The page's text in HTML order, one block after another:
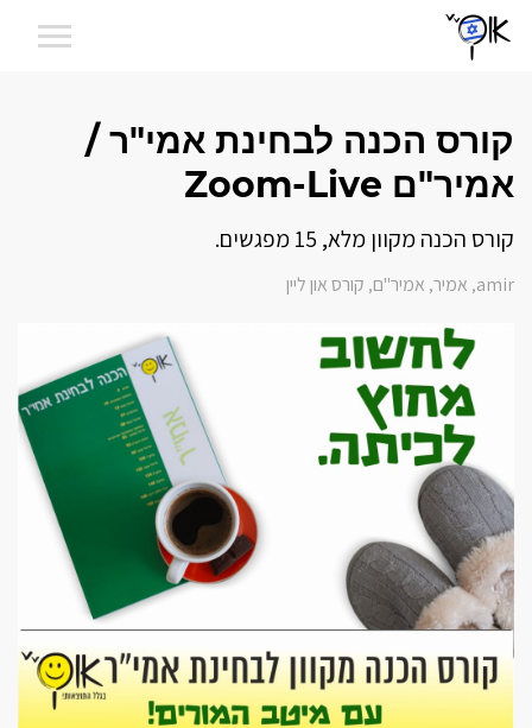
קורס הכנה לבחינת אמי"ר /
אמיר"ם Zoom-Live
קורס הכנה מקוון מלא, 15 מפגשים.
amir
, אמיר, אמיר"ם, קורס און ליין